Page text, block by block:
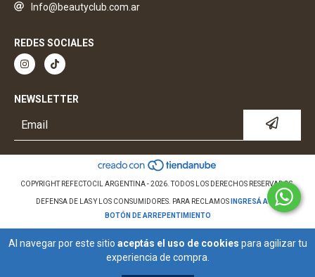
Al navegar por este sitio aceptás el uso de cookies para agilizar tu
experiencia de compra.
Info@beautyclub.com.ar
REDES SOCIALES
NEWSLETTER
COPYRIGHT REFECTOCIL ARGENTINA - 2026. TODOS LOS DERECHOS RESERVADOS.
DEFENSA DE LAS Y LOS CONSUMIDORES. PARA RECLAMOS
INGRESÁ ACÁ.
BOTÓN DE ARREPENTIMIENTO